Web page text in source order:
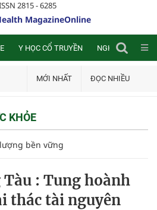
2815 - 6285
MagazineOnline
Y HỌC CỔ TRUYỀN NGHIÊN CỨU
MỚI NHẤT ĐỌC NHIỀU
KHỎE
bền vững
Tàu : Tung hoành
thác tài nguyên